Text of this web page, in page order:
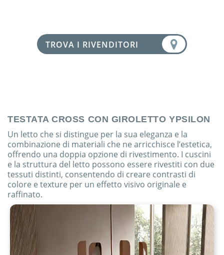
TROVA I RIVENDITORI
TESTATA CROSS CON GIROLETTO YPSILON
Un letto che si distingue per la sua eleganza e la
combinazione di materiali che ne arricchisce l’estetica,
offrendo una doppia opzione di rivestimento. I cuscini
e la struttura del letto possono essere rivestiti con due
tessuti distinti, consentendo di creare contrasti di
colore e texture per un effetto visivo originale e
raffinato.